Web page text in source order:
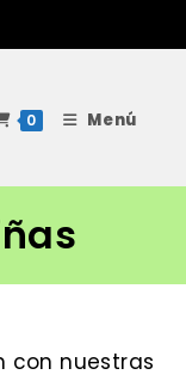
0 Menú
con nuestras